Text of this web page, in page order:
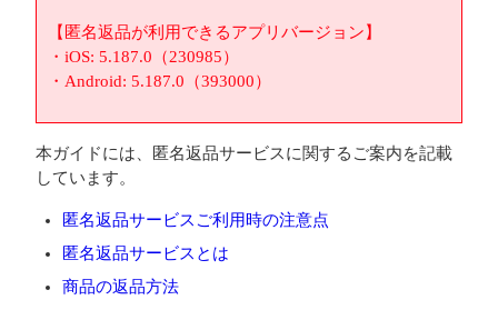
【匿名返品が利用できるアプリバージョン】
・iOS: 5.187.0（230985）
・Android: 5.187.0（393000）
本ガイドには、匿名返品サービスに関するご案内を記載
しています。
匿名返品サービスご利用時の注意点
匿名返品サービスとは
商品の返品方法